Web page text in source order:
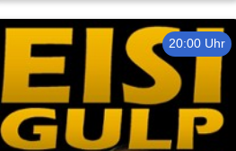
20:00 Uhr